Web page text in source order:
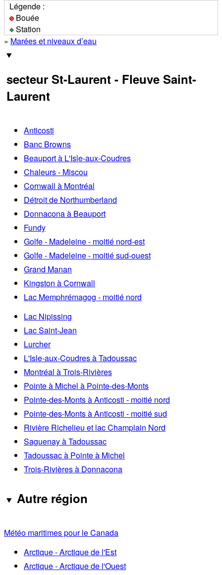
Légende :
Bouée
Station
» Marées et niveaux d’eau
secteur St-Laurent - Fleuve Saint-
Laurent
Anticosti
Banc Browns
Beauport à L'Isle-aux-Coudres
Chaleurs - Miscou
Cornwall à Montréal
Détroit de Northumberland
Donnacona à Beauport
Fundy
Golfe - Madeleine - moitié nord-est
Golfe - Madeleine - moitié sud-ouest
Grand Manan
Kingston à Cornwall
Lac Memphrémagog - moitié nord
Lac Nipissing
Lac Saint-Jean
Lurcher
L'Isle-aux-Coudres à Tadoussac
Montréal à Trois-Rivières
Pointe à Michel à Pointe-des-Monts
Pointe-des-Monts à Anticosti - moitié nord
Pointe-des-Monts à Anticosti - moitié sud
Rivière Richelieu et lac Champlain Nord
Saguenay à Tadoussac
Tadoussac à Pointe à Michel
Trois-Rivières à Donnacona
Autre région
Météo maritimes pour le Canada
Arctique - Arctique de l'Est
Arctique - Arctique de l'Ouest